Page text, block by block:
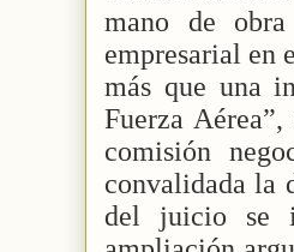
mano de
empresarial en
más que una
Fuerza
comisión
convalidada la
del juicio se